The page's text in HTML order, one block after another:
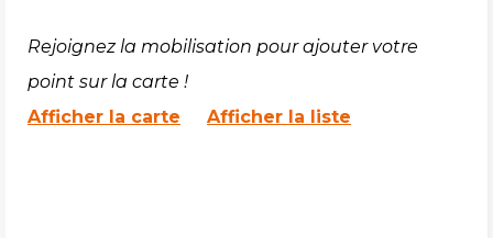
Rejoignez la mobilisation pour ajouter votre
point sur la carte !
Afficher la carte
Afficher la liste